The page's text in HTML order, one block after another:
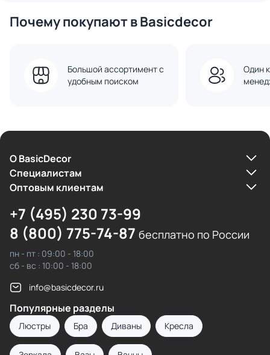
Почему покупают в Basicdecor
Большой ассортимент с
удобным поиском
Один
О BasicDecor
Cпециалистам
Оптовым клиентам
+7 (495) 230 73-99
8 (800) 775-74-87 бесплатно по России
пн - пт : 09:00 - 18:00
сб - вс : 10:00 - 18:00
info@basicdecor.ru
Популярные разделы
Люстры Бра Диваны Кресла